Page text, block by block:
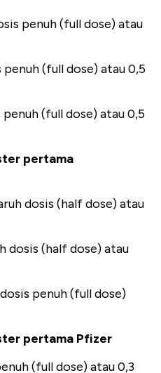
penuh (full dose) atau
(full dose) atau 0,5
(full dose) atau 0,5
pertama
dosis (half dose) atau
dosis (half dose) atau
penuh (full dose)
pertama Pfizer
(full dose) atau 0,3